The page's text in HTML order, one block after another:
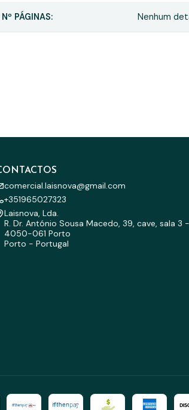
Nº PÁGINAS: Nenhum
comercial.laisnova@gmail.com
+351965027323
Laisnova, Lda.
R. Dr. António Sousa Macedo, 39, cave, sala 3
4050-061 Porto
Porto - Portugal